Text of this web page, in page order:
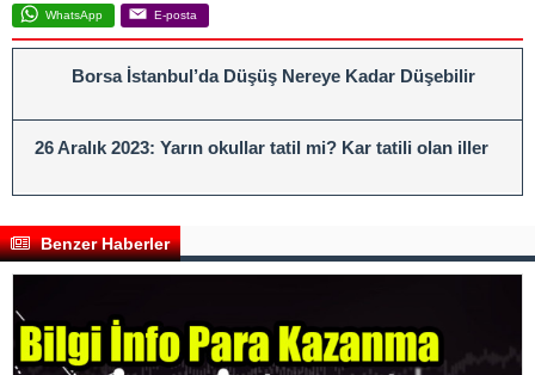
WhatsApp E-posta
Borsa İstanbul’da Düşüş Nereye Kadar Düşebilir
26 Aralık 2023: Yarın okullar tatil mi? Kar tatili olan iller
Benzer Haberler